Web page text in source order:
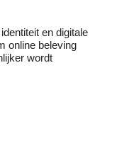
en digitale
online beleving
wordt